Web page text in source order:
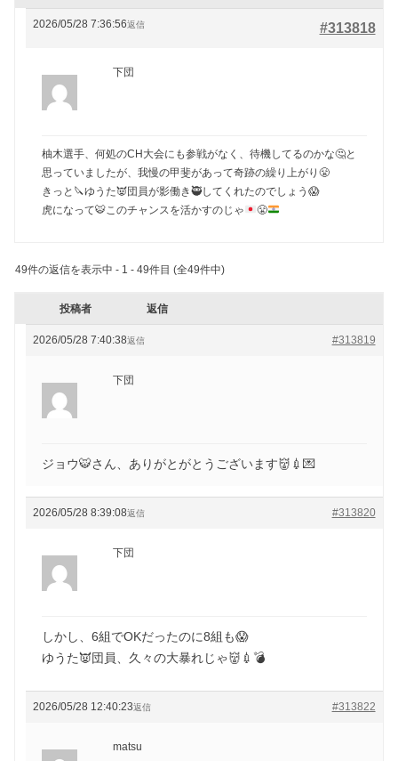
2026/05/28 7:36:56 #313818
返信
下団
柚木選手、何処のCH大会にも参戦がなく、待機してるのかな🤔と
思っていましたが、我慢の甲斐があって奇跡の繰り上がり😤
きっと🔪ゆうた👿団員が影働き🥷してくれたのでしょう😱
虎になって🐯このチャンスを活かすのじゃ 😤
49件の返信を表示中 - 1 - 49件目 (全49件中)
投稿者 返信
2026/05/28 7:40:38 #313819
返信
下団
ジョウ🐯さん、ありがとがとうございます👹💉💌
2026/05/28 8:39:08 #313820
返信
下団
しかし、6組でOKだったのに8組も😱
ゆうた👿団員、久々の大暴れじゃ👹💉💣
2026/05/28 12:40:23 #313822
返信
matsu